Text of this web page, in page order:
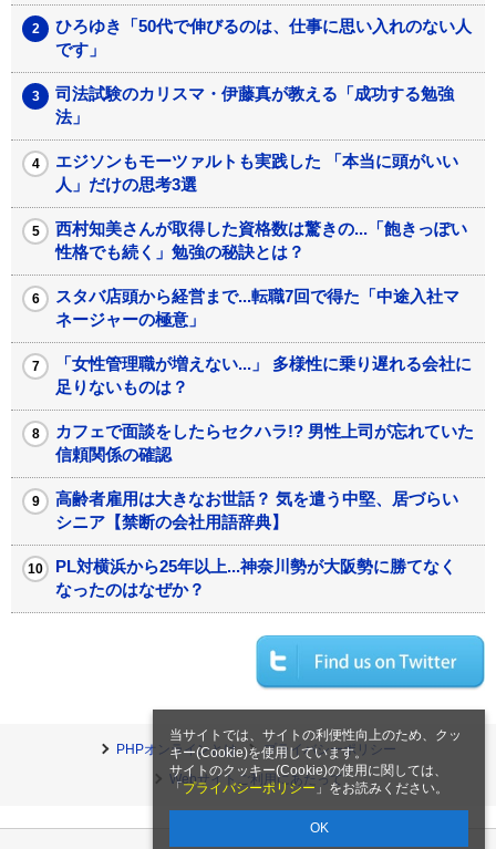
当サイトでは、サイトの利便性向上のため、クッ
キー(Cookie)を使用しています。
サイトのクッキー(Cookie)の使用に関しては、
「 プライバシーポリシー 」をお読みください。
OK
ひろゆき「50代で伸びるのは、仕事に思い入れのない人
です」
司法試験のカリスマ・伊藤真が教える「成功する勉強
法」
エジソンもモーツァルトも実践した 「本当に頭がいい
人」だけの思考3選
西村知美さんが取得した資格数は驚きの...「飽きっぽい
性格でも続く」勉強の秘訣とは？
スタバ店頭から経営まで...転職7回で得た「中途入社マ
ネージャーの極意」
「女性管理職が増えない...」 多様性に乗り遅れる会社に
足りないものは？
カフェで面談をしたらセクハラ!? 男性上司が忘れていた
信頼関係の確認
高齢者雇用は大きなお世話？ 気を遣う中堅、居づらい
シニア【禁断の会社用語辞典】
PL対横浜から25年以上...神奈川勢が大阪勢に勝てなく
なったのはなぜか？
PHPオンラインとは
プライバシーポリシー
Webサイトご利用にあたって